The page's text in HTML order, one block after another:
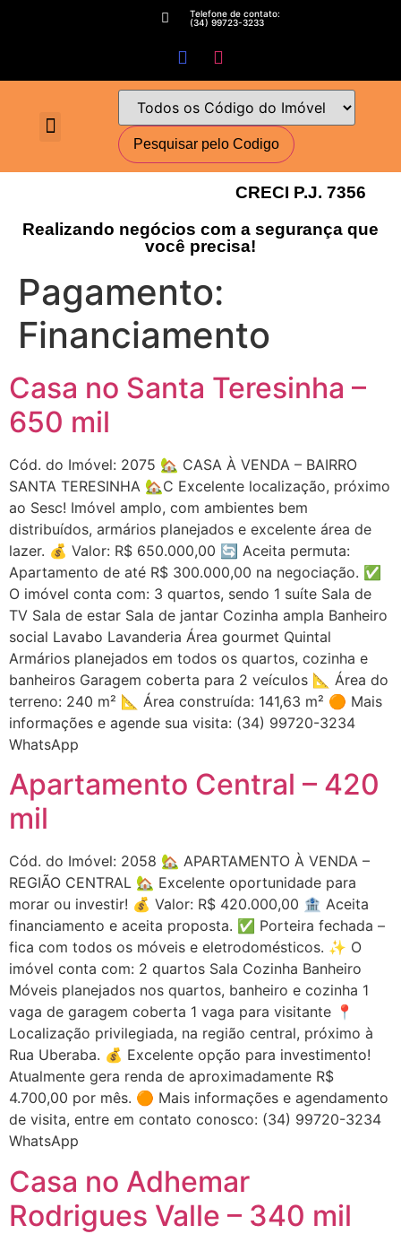
Telefone de contato:
(34) 99723-3233
CRECI P.J. 7356
Realizando negócios com a segurança que
você precisa!
Pagamento:
Financiamento
Casa no Santa Teresinha –
650 mil
Cód. do Imóvel: 2075 🏡 CASA À VENDA – BAIRRO
SANTA TERESINHA 🏡C Excelente localização, próximo
ao Sesc! Imóvel amplo, com ambientes bem
distribuídos, armários planejados e excelente área de
lazer. 💰 Valor: R$ 650.000,00 🔄 Aceita permuta:
Apartamento de até R$ 300.000,00 na negociação. ✅
O imóvel conta com: 3 quartos, sendo 1 suíte Sala de
TV Sala de estar Sala de jantar Cozinha ampla Banheiro
social Lavabo Lavanderia Área gourmet Quintal
Armários planejados em todos os quartos, cozinha e
banheiros Garagem coberta para 2 veículos 📐 Área do
terreno: 240 m² 📐 Área construída: 141,63 m² 🟠 Mais
informações e agende sua visita: (34) 99720-3234
WhatsApp
Apartamento Central – 420
mil
Cód. do Imóvel: 2058 🏡 APARTAMENTO À VENDA –
REGIÃO CENTRAL 🏡 Excelente oportunidade para
morar ou investir! 💰 Valor: R$ 420.000,00 🏦 Aceita
financiamento e aceita proposta. ✅ Porteira fechada –
fica com todos os móveis e eletrodomésticos. ✨ O
imóvel conta com: 2 quartos Sala Cozinha Banheiro
Móveis planejados nos quartos, banheiro e cozinha 1
vaga de garagem coberta 1 vaga para visitante 📍
Localização privilegiada, na região central, próximo à
Rua Uberaba. 💰 Excelente opção para investimento!
Atualmente gera renda de aproximadamente R$
4.700,00 por mês. 🟠 Mais informações e agendamento
de visita, entre em contato conosco: (34) 99720-3234
WhatsApp
Casa no Adhemar
Rodrigues Valle – 340 mil